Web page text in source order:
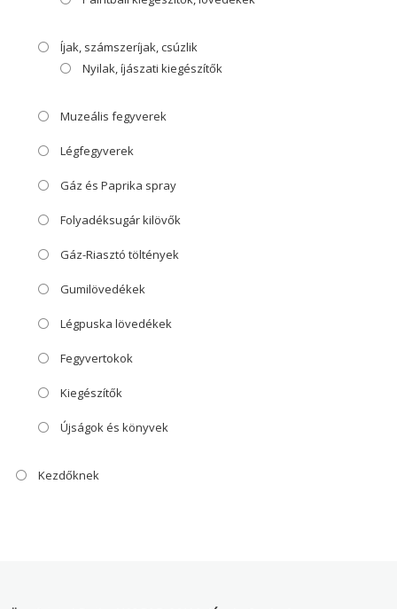
Íjak, számszeríjak, csúzlik
Nyilak, íjászati kiegészítők
Muzeális fegyverek
Légfegyverek
Gáz és Paprika spray
Folyadéksugár kilövők
Gáz-Riasztó töltények
Gumilövedékek
Légpuska lövedékek
Fegyvertokok
Kiegészítők
Újságok és könyvek
Kezdőknek